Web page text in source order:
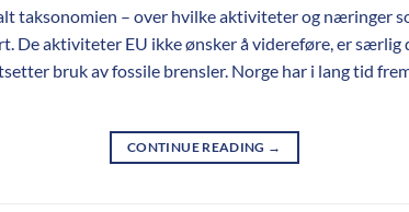
taksonomien – over hvilke aktiviteter og næringer
De aktiviteter EU ikke ønsker å videreføre, er særlig
bruk av fossile brensler. Norge har i lang tid
CONTINUE READING →